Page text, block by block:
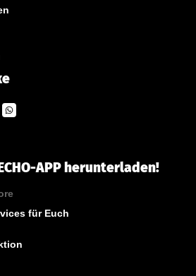
APP herunterladen!
für Euch